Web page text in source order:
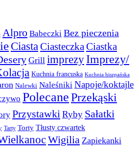
Alpro Babeczki Bez pieczenia
Ciasta CiasteczkaCiastka
Grill imprezy Imprezy/
Kuchnia francuska Kuchnia hiszpańska
Nalewki Naleśniki Napoje/koktajle
PolecanePrzekąski
PrzystawkiRyby Sałatki
Tarty Torty Tłusty czwartek
Wigilia Zapiekanki